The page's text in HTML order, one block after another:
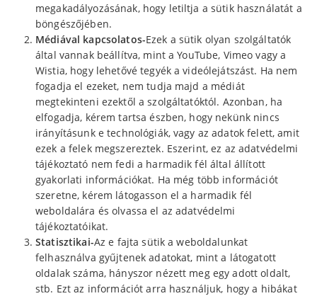
megakadályozásának, hogy letiltja a sütik használatát a
böngészőjében.
Médiával kapcsolatos-Ezek a sütik olyan szolgáltatók
által vannak beállítva, mint a YouTube, Vimeo vagy a
Wistia, hogy lehetővé tegyék a videólejátszást. Ha nem
fogadja el ezeket, nem tudja majd a médiát
megtekinteni ezektől a szolgáltatóktól. Azonban, ha
elfogadja, kérem tartsa észben, hogy nekünk nincs
irányításunk e technológiák, vagy az adatok felett, amit
ezek a felek megszereztek. Eszerint, ez az adatvédelmi
tájékoztató nem fedi a harmadik fél által állított
gyakorlati információkat. Ha még több információt
szeretne, kérem látogasson el a harmadik fél
weboldalára és olvassa el az adatvédelmi
tájékoztatóikat.
Statisztikai-Az e fajta sütik a weboldalunkat
felhasználva gyűjtenek adatokat, mint a látogatott
oldalak száma, hányszor nézett meg egy adott oldalt,
stb. Ezt az információt arra használjuk, hogy a hibákat